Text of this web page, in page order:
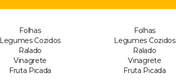
Folhas
Legumes Cozidos
Ralado
Vinagrete
Fruta Picada
Folhas
Legumes Cozidos
Ralado
Vinagrete
Fruta Picada